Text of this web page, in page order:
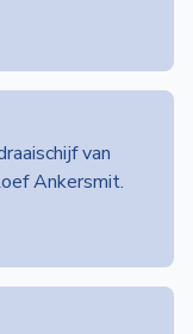
van
Ankersmit.